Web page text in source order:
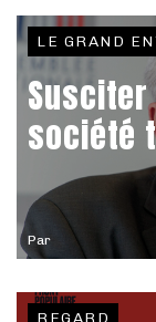
Par
LE GRAND
Susciter
société
REGARD